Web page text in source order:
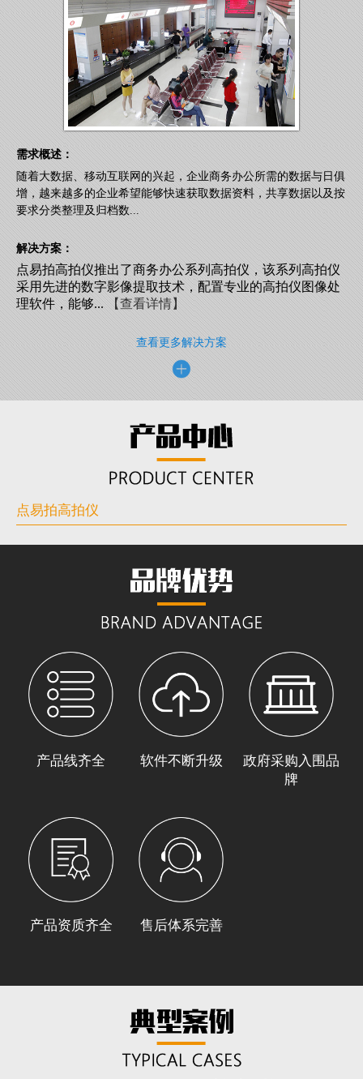
需求概述：
随着大数据、移动互联网的兴起，企业商务办公所需的数据与日俱
增，越来越多的企业希望能够快速获取数据资料，共享数据以及按
要求分类整理及归档数...
解决方案：
点易拍高拍仪推出了商务办公系列高拍仪，该系列高拍仪
采用先进的数字影像提取技术，配置专业的高拍仪图像处
理软件，能够...【查看详情】
查看更多解决方案
点易拍高拍仪
产品线齐全 软件不断升级
政府采购入围品
牌
产品资质齐全 售后体系完善